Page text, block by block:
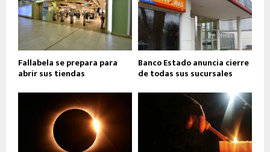
Fallabela se prepara para
abrir sus tiendas
Banco Estado anuncia cierre
de todas sus sucursales